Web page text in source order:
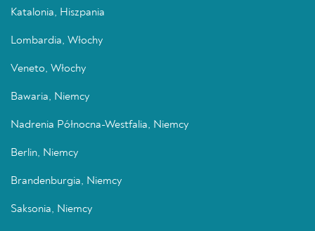
Katalonia, Hiszpania
Lombardia, Włochy
Veneto, Włochy
Bawaria, Niemcy
Nadrenia Północna-Westfalia, Niemcy
Berlin, Niemcy
Brandenburgia, Niemcy
Saksonia, Niemcy